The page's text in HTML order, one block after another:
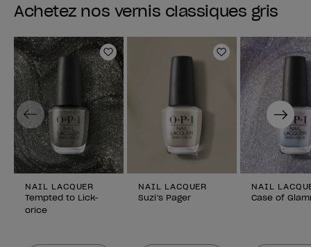
Achetez nos vernis classiques gris
Ajouter aux favoris
NAIL LACQUER
Tempted to Lick-
orice
Ajouter aux
NAIL LACQUER
Suzi’s Pager
NAIL
Case of
Previous Next